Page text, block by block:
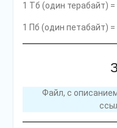
1 Тб (один терабайт) =
1 Пб (один петабайт)
Файл, с